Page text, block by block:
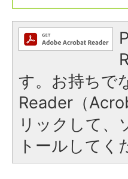
す。お持ちで
Reader（
リックして、
トールしてく